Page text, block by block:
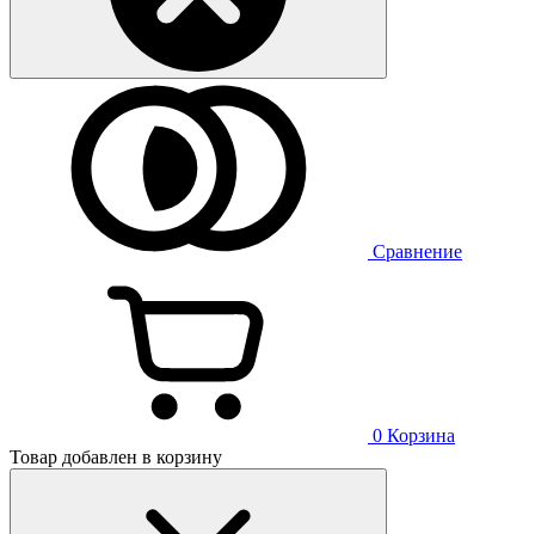
Сравнение
0 Корзина
Товар добавлен в корзину